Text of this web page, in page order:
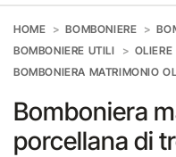
HOME BOMBONIERE
BOMBONIERE UTILI
OLIERE
BOMBONIERA MATRIMONIO
Bomboniera
porcellana di